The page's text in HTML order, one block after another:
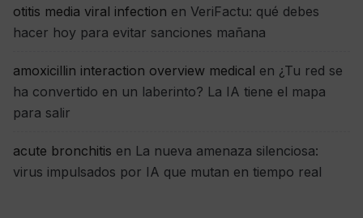
otitis media viral infection en VeriFactu: qué debes
hacer hoy para evitar sanciones mañana
amoxicillin interaction overview medical en ¿Tu red se
ha convertido en un laberinto? La IA tiene el mapa
para salir
acute bronchitis en La nueva amenaza silenciosa:
virus impulsados por IA que mutan en tiempo real